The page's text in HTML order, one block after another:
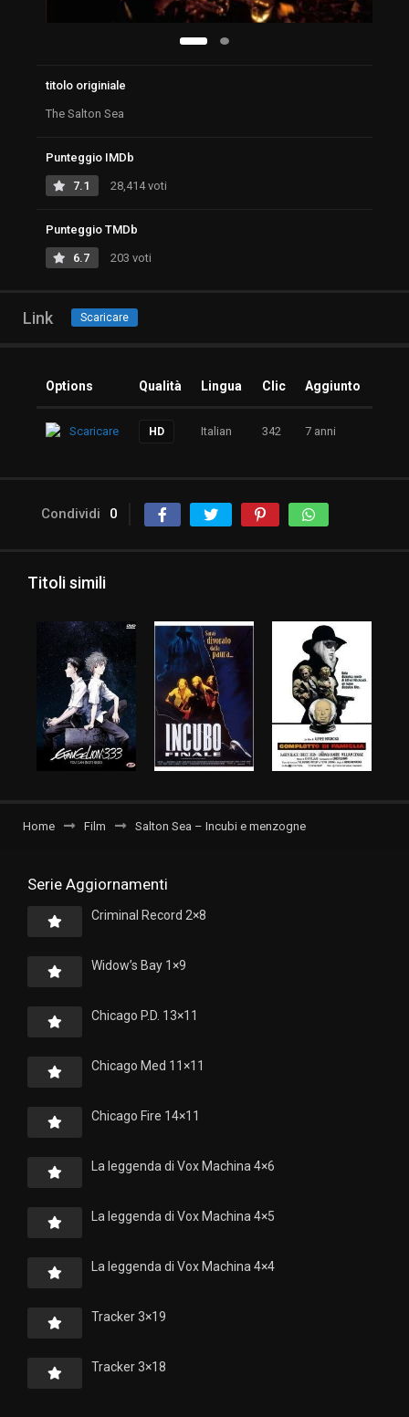
titolo originiale
The Salton Sea
Punteggio IMDb
7.1 28,414 voti
Punteggio TMDb
6.7 203 voti
Link Scaricare
Options Qualità Lingua Clic Aggiunto
Scaricare HD Italian 342 7 anni
Condividi 0
Titoli simili
Home Film Salton Sea – Incubi e menzogne
Serie Aggiornamenti
Criminal Record 2×8
Widow’s Bay 1×9
Chicago P.D. 13×11
Chicago Med 11×11
Chicago Fire 14×11
La leggenda di Vox Machina 4×6
La leggenda di Vox Machina 4×5
La leggenda di Vox Machina 4×4
Tracker 3×19
Tracker 3×18